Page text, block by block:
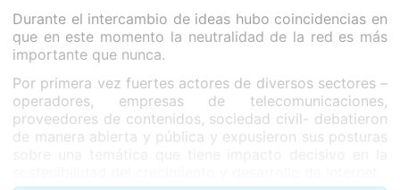
Durante el intercambio de ideas hubo coincidencias en
que en este momento la neutralidad de la red es más
importante que nunca.
Por primera vez fuertes actores de diversos sectores –
operadores, empresas de telecomunicaciones,
proveedores de contenidos, sociedad civil- debatieron
de manera abierta y pública y expusieron sus posturas